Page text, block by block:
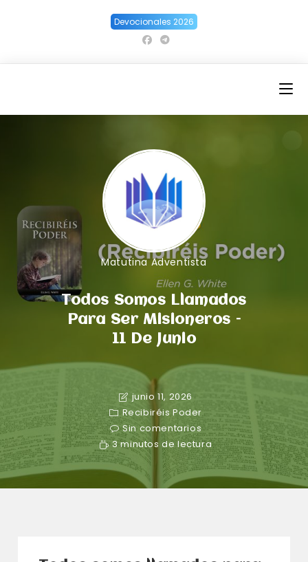
Devocionales 2026
Matutina Adventista
Todos Somos Llamados
Para Ser Misioneros –
11 De Junio
junio 11, 2026
Recibiréis Poder
Sin comentarios
3 minutos de lectura